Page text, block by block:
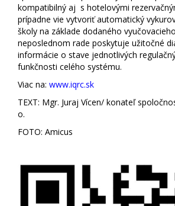
kompatibilný aj s hotelovými
prípadne vie vytvoriť automatický
školy na základe dodaného
neposlednom rade poskytuje užitočné
informácie o stave jednotlivých
funkčnosti celého systému.
Viac na: www.iqrc.sk
TEXT: Mgr. Juraj Vícen/ konateľ
o.
FOTO: Amicus